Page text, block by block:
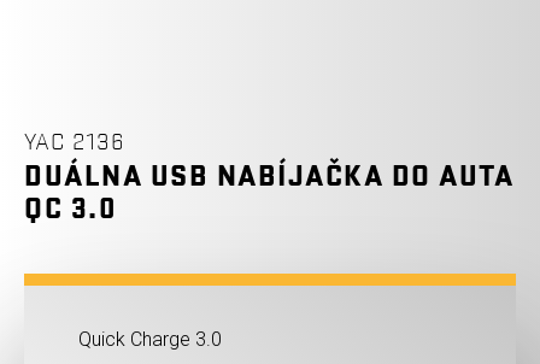
YAC 2136
DUÁLNA USB NABÍJAČKA DO AUTA
QC 3.0
Quick Charge 3.0